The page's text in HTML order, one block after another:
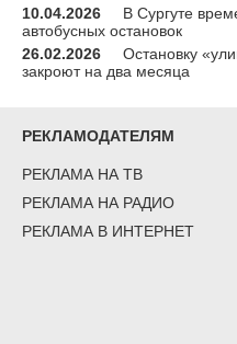
10.04.2026
В Сургуте
автобусных остановок
26.02.2026
Остановку
закроют на два месяца
РЕКЛАМОДАТЕЛЯМ
РЕКЛАМА НА ТВ
РЕКЛАМА НА РАДИО
РЕКЛАМА В ИНТЕРНЕТ